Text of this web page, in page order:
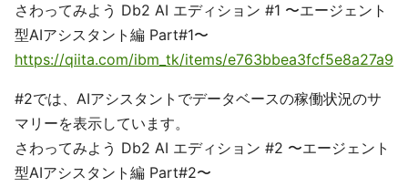
さわってみよう Db2 AI エディション #1 〜エージェント
型AIアシスタント編 Part#1〜
https://qiita.com/ibm_tk/items/e763bbea3fcf5e8a27a9
#2では、AIアシスタントでデータベースの稼働状況のサ
マリーを表示しています。
さわってみよう Db2 AI エディション #2 〜エージェント
型AIアシスタント編 Part#2〜